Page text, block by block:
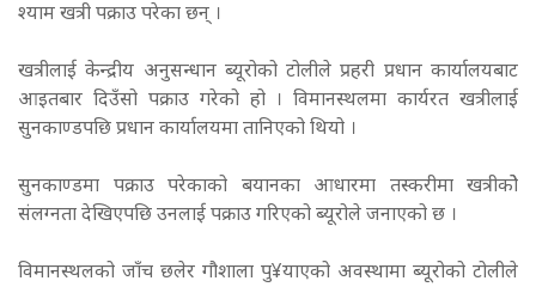
श्याम खत्री पक्राउ परेका छन् ।
खत्रीलाई केन्द्रीय अनुसन्धान ब्यूरोको टोलीले प्रहरी प्रधान कार्यालयबाट
आइतबार दिउँसो पक्राउ गरेको हो । विमानस्थलमा कार्यरत खत्रीलाई
सुनकाण्डपछि प्रधान कार्यालयमा तानिएको थियो ।
सुनकाण्डमा पक्राउ परेकाको बयानका आधारमा तस्करीमा खत्रीकोे
संलग्नता देखिएपछि उनलाई पक्राउ गरिएको ब्यूरोले जनाएको छ ।
विमानस्थलको जाँच छलेर गौशाला पु¥याएको अवस्थामा ब्यूरोको टोलीले